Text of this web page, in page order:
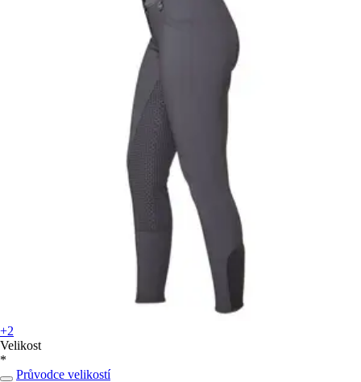
+2
Velikost
*
Průvodce velikostí